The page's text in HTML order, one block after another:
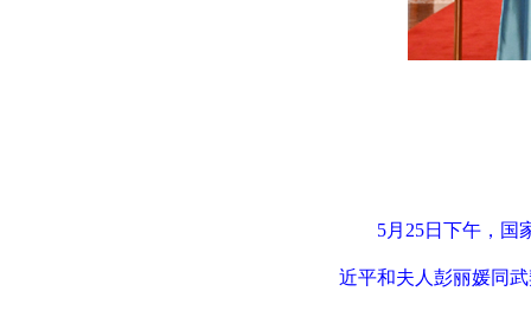
5月25日下午，国
近平和夫人彭丽媛同